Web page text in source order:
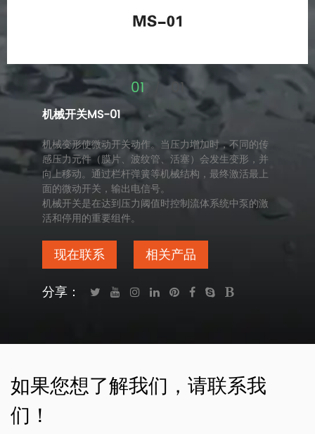
01 01
机械开关MS-01
机械变形使微动开关动作。当压力增加时，不同的传
感压力元件（膜片、波纹管、活塞）会发生变形，并
向上移动。通过栏杆弹簧等机械结构，最终激活最上
面的微动开关，输出电信号。
机械开关是在达到压力阈值时控制流体系统中泵的激
活和停用的重要组件。
现在联系
相关产品
分享：
如果您想了解我们，请联系我
们！